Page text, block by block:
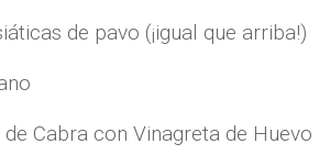
de pavo (¡igual que arriba!)
Cabra con Vinagreta de Huevo